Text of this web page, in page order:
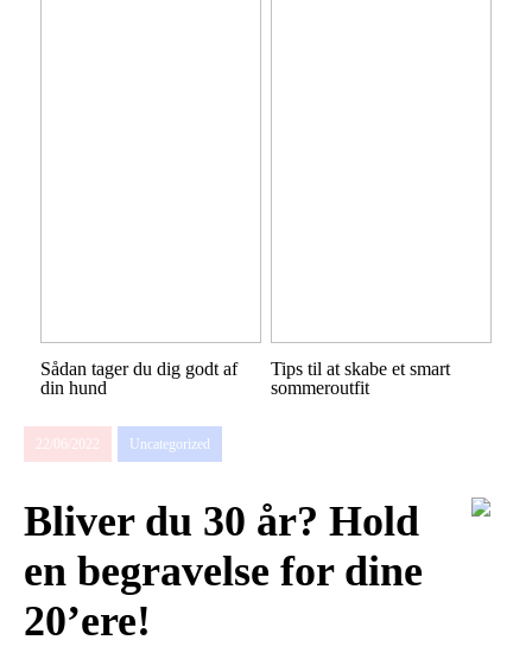
Sådan tager du dig godt af
din hund
Tips til at skabe et smart
sommeroutfit
22/06/2022 Uncategorized
Bliver du 30 år? Hold
en begravelse for dine
20’ere!